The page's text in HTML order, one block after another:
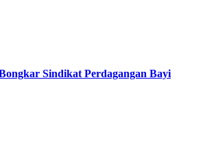
Sindikat Perdagangan Bayi